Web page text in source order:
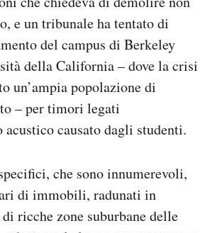
e un tribunale ha tentato di
del campus di Berkeley
della California – dove la crisi
un’ampia popolazione di
– per timori legati
causato dagli studenti.
che sono innumerevoli,
di immobili, radunati in
ricche zone suburbane delle